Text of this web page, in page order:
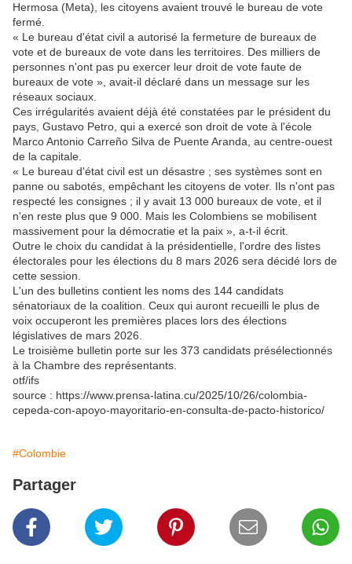
Hermosa (Meta), les citoyens avaient trouvé le bureau de vote
fermé.
« Le bureau d'état civil a autorisé la fermeture de bureaux de
vote et de bureaux de vote dans les territoires. Des milliers de
personnes n'ont pas pu exercer leur droit de vote faute de
bureaux de vote », avait-il déclaré dans un message sur les
réseaux sociaux.
Ces irrégularités avaient déjà été constatées par le président du
pays, Gustavo Petro, qui a exercé son droit de vote à l'école
Marco Antonio Carreño Silva de Puente Aranda, au centre-ouest
de la capitale.
« Le bureau d'état civil est un désastre ; ses systèmes sont en
panne ou sabotés, empêchant les citoyens de voter. Ils n'ont pas
respecté les consignes ; il y avait 13 000 bureaux de vote, et il
n'en reste plus que 9 000. Mais les Colombiens se mobilisent
massivement pour la démocratie et la paix », a-t-il écrit.
Outre le choix du candidat à la présidentielle, l'ordre des listes
électorales pour les élections du 8 mars 2026 sera décidé lors de
cette session.
L'un des bulletins contient les noms des 144 candidats
sénatoriaux de la coalition. Ceux qui auront recueilli le plus de
voix occuperont les premières places lors des élections
législatives de mars 2026.
Le troisième bulletin porte sur les 373 candidats présélectionnés
à la Chambre des représentants.
otf/ifs
source : https://www.prensa-latina.cu/2025/10/26/colombia-
cepeda-con-apoyo-mayoritario-en-consulta-de-pacto-historico/
#Colombie
Partager